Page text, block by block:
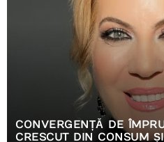
CONVERGENȚĂ DE
CRESCUT DIN CONSUM ȘI